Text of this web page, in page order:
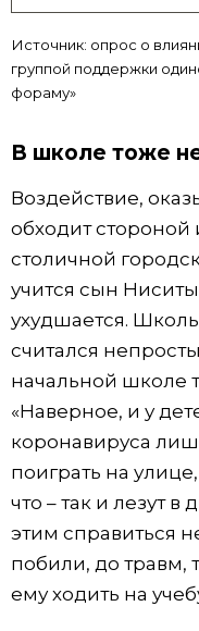
Источник: опрос о
группой поддержки
фораму»
В школе тоже
Воздействие,
обходит стороной
столичной
учится сын
ухудшается.
считался
начальной школе
«Наверное, и у
коронавируса
поиграть на
что – так и лезут в
этим справиться
побили, до травм,
ему ходить на